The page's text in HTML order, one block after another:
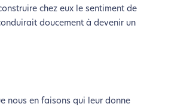
chez eux le sentiment de
doucement à devenir un
nous en faisons qui leur donne